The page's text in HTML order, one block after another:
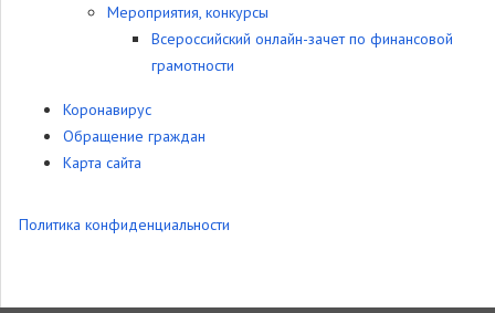
Мероприятия, конкурсы
Всероссийский онлайн-зачет по финансовой
грамотности
Коронавирус
Обращение граждан
Карта сайта
Политика конфиденциальности